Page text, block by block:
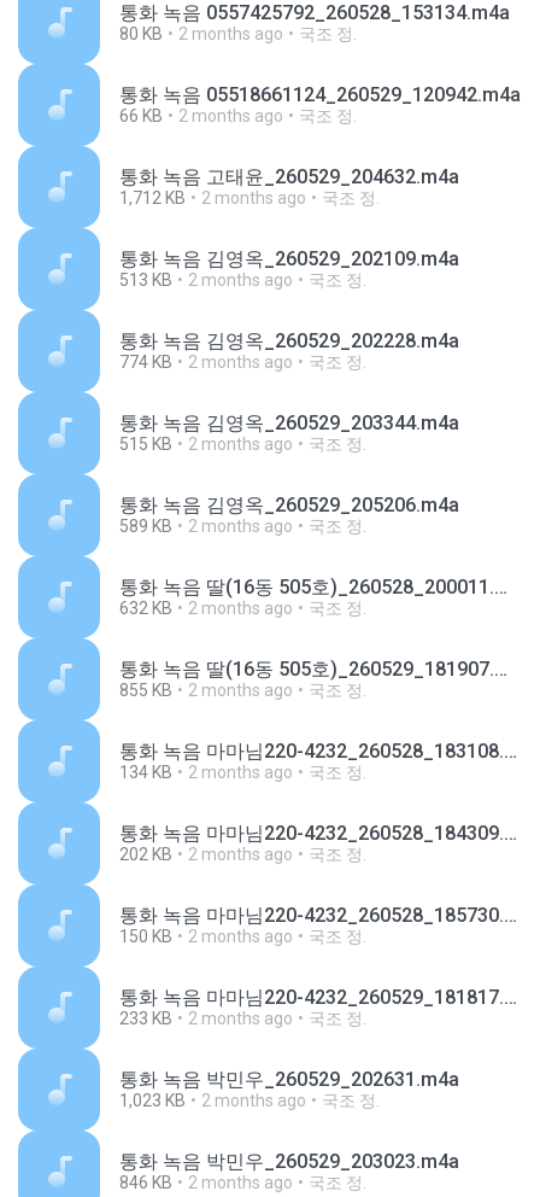
통화 녹음 0557425792_260528_153134.m4a
80 KB 2 months ago 국조 정.
통화 녹음 05518661124_260529_120942.m4a
66 KB 2 months ago 국조 정.
통화 녹음 고태윤_260529_204632.m4a
1,712 KB 2 months ago 국조 정.
통화 녹음 김영옥_260529_202109.m4a
513 KB 2 months ago 국조 정.
통화 녹음 김영옥_260529_202228.m4a
774 KB 2 months ago 국조 정.
통화 녹음 김영옥_260529_203344.m4a
515 KB 2 months ago 국조 정.
통화 녹음 김영옥_260529_205206.m4a
589 KB 2 months ago 국조 정.
통화 녹음 딸(16동 505호)_260528_200011.m4a
632 KB 2 months ago 국조 정.
통화 녹음 딸(16동 505호)_260529_181907.m4a
855 KB 2 months ago 국조 정.
통화 녹음 마마님220-4232_260528_183108.m4a
134 KB 2 months ago 국조 정.
통화 녹음 마마님220-4232_260528_184309.m4a
202 KB 2 months ago 국조 정.
통화 녹음 마마님220-4232_260528_185730.m4a
150 KB 2 months ago 국조 정.
통화 녹음 마마님220-4232_260529_181817.m4a
233 KB 2 months ago 국조 정.
통화 녹음 박민우_260529_202631.m4a
1,023 KB 2 months ago 국조 정.
통화 녹음 박민우_260529_203023.m4a
846 KB 2 months ago 국조 정.